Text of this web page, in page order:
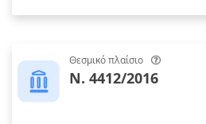
Θεσμικό πλαίσιο
Ν. 4412/2016